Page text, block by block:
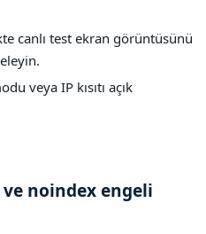
canlı test ekran görüntüsünü
veya IP kısıtı açık
noindex engeli​